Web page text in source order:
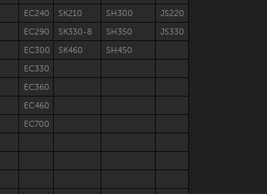
EC240 SK210 SH300
JS220
EC290 SK330-8 SH350
JS330
EC300 SK460
SH450
EC330
EC360
EC460
EC700